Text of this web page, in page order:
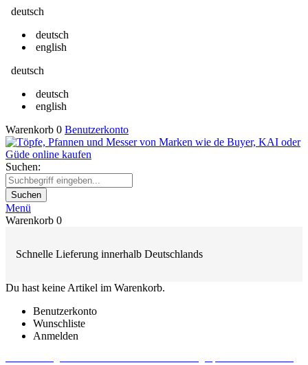
deutsch
deutsch
english
deutsch
deutsch
english
Warenkorb 0 Benutzerkonto
Suchen:
Suchen
Menü
Warenkorb 0
Schnelle Lieferung innerhalb Deutschlands
Du hast keine Artikel im Warenkorb.
Benutzerkonto
Wunschliste
Anmelden